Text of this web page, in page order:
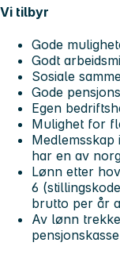
Vi tilbyr
Gode
Godt
Sosiale
Gode
Egen
Mulighet for
Medlemsskap
har en av
Lønn etter
6
brutto per år
Av lønn
pensjonskasse